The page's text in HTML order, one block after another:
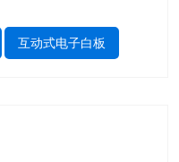
互动式电子白板